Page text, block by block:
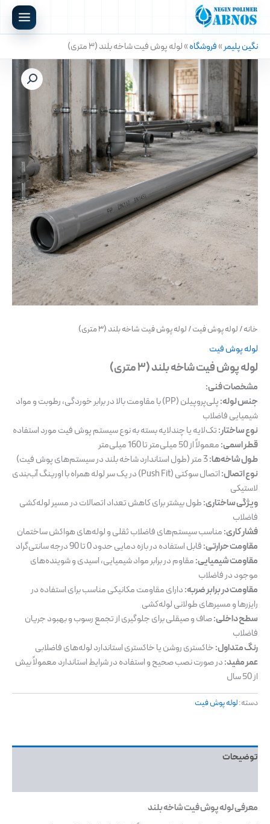
پرش
محتوا
نگین پلیمر»فروشگاه»لوله پوش فیت شاخه بلند (۳ متری)
خانه/ لوله پوش فیت/ لوله پوش فیت شاخه بلند (۳ متری)
لوله پوش فیت
لوله پوش فیت شاخه بلند (۳ متری)
مشخصات فنی:
جنس لوله:
پلی‌پروپیلن (PP) با مقاومت بالا در برابر خوردگی، رطوبت و مواد
شیمیایی فاضلاب
نوع ساختار:تک‌لایه یا چندلایه بسته به نوع سیستم پوش فیت مورد استفاده
قطر اسمی:معمولاً از 50 میلی‌متر تا 160 میلی‌متر
طول شاخه‌ها:
نوع اتصال:
اتصال سوکتی (Push Fit) در یک سر لوله همراه با اورینگ آب‌بندی
لاستیکی
ویژگی ساختاری:طول بیشتر برای کاهش تعداد اتصالات در مسیر لوله‌کشی
فاضلاب
فشار کاری:مناسب سیستم‌های فاضلاب ثقلی و لوله‌های هواکش ساختمان
مقاومت حرارتی:قابل استفاده در بازه دمایی حدود 0 تا 90 درجه سانتی‌گراد
مقاومت شیمیایی:مقاوم در برابر مواد شیمیایی، اسیدی و شوینده‌های
موجود در فاضلاب
مقاومت در برابر ضربه:دارای مقاومت مکانیکی مناسب برای استفاده در
رایزرها و مسیرهای طولانی لوله‌کشی
سطح داخلی:صاف و صیقلی برای جلوگیری از تجمع رسوب و بهبود جریان
فاضلاب
رنگ متداول:خاکستری روشن یا خاکستری استاندارد لوله‌های فاضلابی
عمر مفید:در صورت نصب صحیح و استفاده در شرایط استاندارد معمولاً بیش
از 50 سال
دسته:لوله پوش فیت
توضیحات
معرفی لوله پوش فیت شاخه بلند